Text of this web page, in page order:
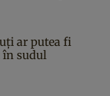
ar putea fi
în sudul